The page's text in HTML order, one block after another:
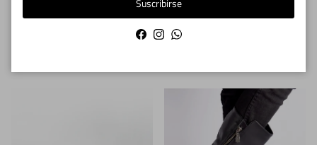
Bota Vaquera
Precio normal
$98.000
Facebook
InstagramWhatsApp